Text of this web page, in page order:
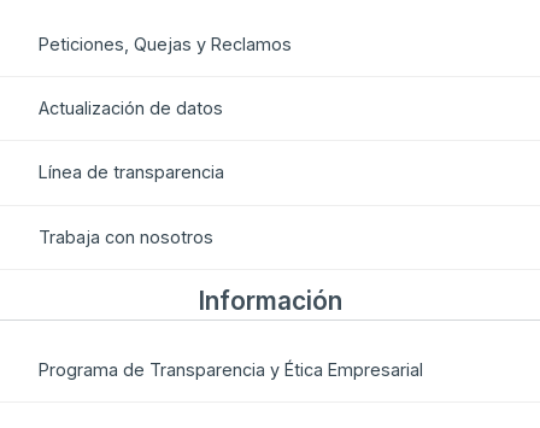
Peticiones, Quejas y Reclamos
Actualización de datos
Línea de transparencia
Trabaja con nosotros
Información
Programa de Transparencia y Ética Empresarial